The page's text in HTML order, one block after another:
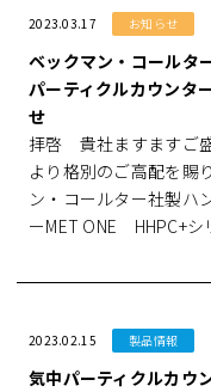
2023.03.17 お知らせ
ベックマン・コールタ
パーティクルカウン
せ
拝啓 貴社ますますご
より格別のご高配を賜
ン・コールター社製ハ
ーMET ONE HHPC+
2023.02.15 製品情報
気中パーティクルカ